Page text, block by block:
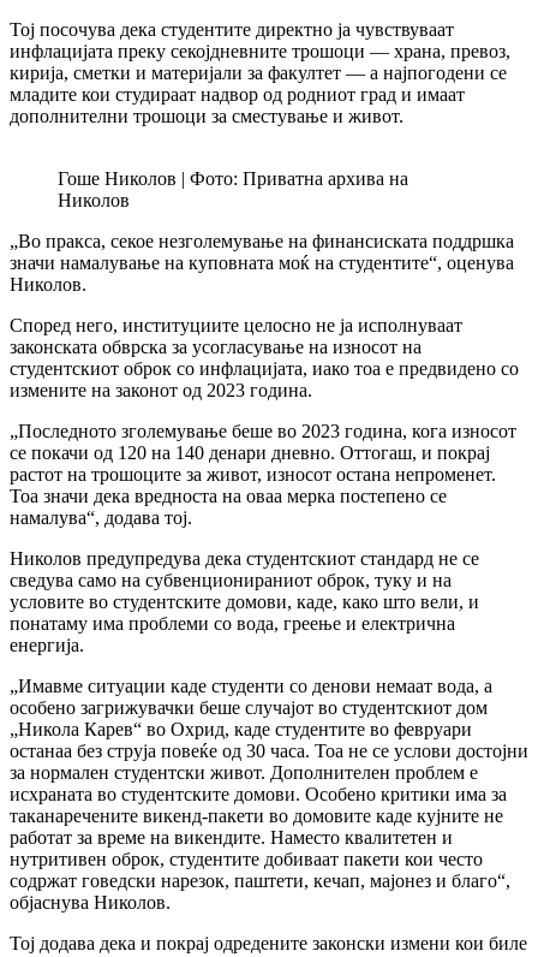
Тој посочува дека студентите директно ја чувствуваат
инфлацијата преку секојдневните трошоци — храна, превоз,
кирија, сметки и материјали за факултет — а најпогодени се
младите кои студираат надвор од родниот град и имаат
дополнителни трошоци за сместување и живот.
Гоше Николов | Фото: Приватна архива на
Николов
„Во пракса, секое незголемување на финансиската поддршка
значи намалување на куповната моќ на студентите“, оценува
Николов.
Според него, институциите целосно не ја исполнуваат
законската обврска за усогласување на износот на
студентскиот оброк со инфлацијата, иако тоа е предвидено со
измените на законот од 2023 година.
„Последното зголемување беше во 2023 година, кога износот
се покачи од 120 на 140 денари дневно. Оттогаш, и покрај
растот на трошоците за живот, износот остана непроменет.
Тоа значи дека вредноста на оваа мерка постепено се
намалува“, додава тој.
Николов предупредува дека студентскиот стандард не се
сведува само на субвенционираниот оброк, туку и на
условите во студентските домови, каде, како што вели, и
понатаму има проблеми со вода, греење и електрична
енергија.
„Имавме ситуации каде студенти со денови немаат вода, а
особено загрижувачки беше случајот во студентскиот дом
„Никола Карев“ во Охрид, каде студентите во февруари
останаа без струја повеќе од 30 часа. Тоа не се услови достојни
за нормален студентски живот. Дополнителен проблем е
исхраната во студентските домови. Особено критики има за
таканаречените викенд-пакети во домовите каде кујните не
работат за време на викендите. Наместо квалитетен и
нутритивен оброк, студентите добиваат пакети кои често
содржат говедски нарезок, паштети, кечап, мајонез и благо“,
објаснува Николов.
Тој додава дека и покрај одредените законски измени кои биле